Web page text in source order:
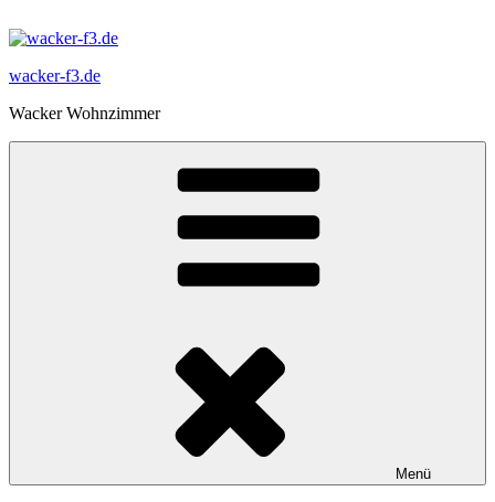
Inhalt
wacker-f3.de
Wacker Wohnzimmer
Menü